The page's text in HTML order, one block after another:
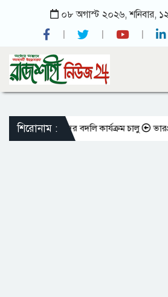
০৮ অগাস্ট ২০২৬, শনিবার,
শিরোনাম :
শিক্ষকদের বদলি কার্যক্রম চালু ভারপ্রাপ্ত